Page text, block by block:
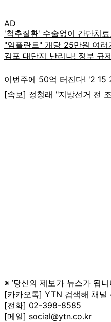
AD
[속보] 정청래 "지방선거 전
※ ’당신의 제보가 뉴스가 됩니
[카카오톡] YTN 검색해 채널
[전화] 02-398-8585
[메일] social@ytn.co.kr